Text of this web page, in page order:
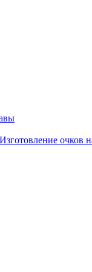
Изготовление очков